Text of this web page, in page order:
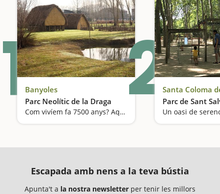
1 Banyoles
Parc Neolític de la Draga
Com vivíem fa 7500 anys? Aquesta visita us permetrà entrar a diferents cabanes2Santa Coloma
Parc de Sant
Escapada amb nens a la teva bústia
Apunta't a la nostra newsletter per tenir les millors